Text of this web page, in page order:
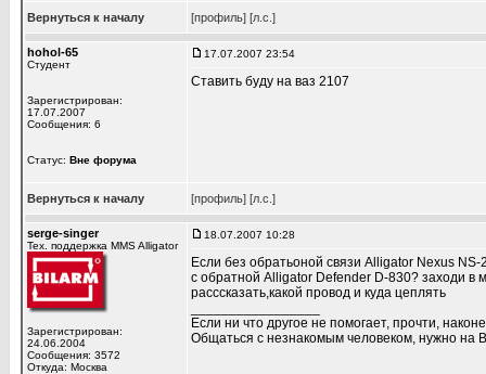
Вернуться к началу [профиль] [л.с.]
hohol-65
Студент
Зарегистрирован:
17.07.2007
Сообщения: 6
Статус: Вне форума
17.07.2007 23:54
Ставить буду на ваз 2107
Вернуться к началу [профиль] [л.с.]
serge-singer
Тех. поддержка MMS Alligator
Зарегистрирован:
24.06.2004
Сообщения: 3572
Откуда: Москва
18.07.2007 10:28
Если без обратьоной связи Alligator Nexus NS-
с обратной Alligator Defender D-830? заходи в
расссказать,какой провод и куда цеплять
Если ни что другое не помогает, прочти,
Общаться с незнакомым человеком, нужно на